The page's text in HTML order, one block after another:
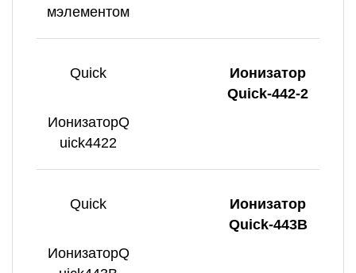
мэлементом
Quick
Ионизатор
Quick-442-2
ИонизаторQ
uick4422
Quick
Ионизатор
Quick-443B
ИонизаторQ